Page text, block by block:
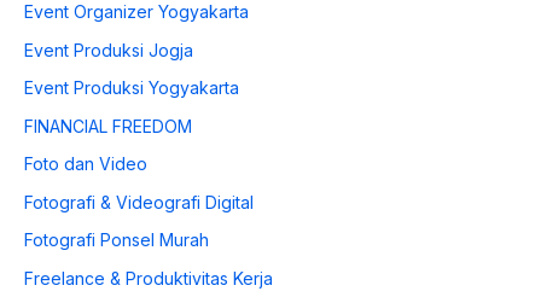
Event Organizer Yogyakarta
Event Produksi Jogja
Event Produksi Yogyakarta
FINANCIAL FREEDOM
Foto dan Video
Fotografi & Videografi Digital
Fotografi Ponsel Murah
Freelance & Produktivitas Kerja